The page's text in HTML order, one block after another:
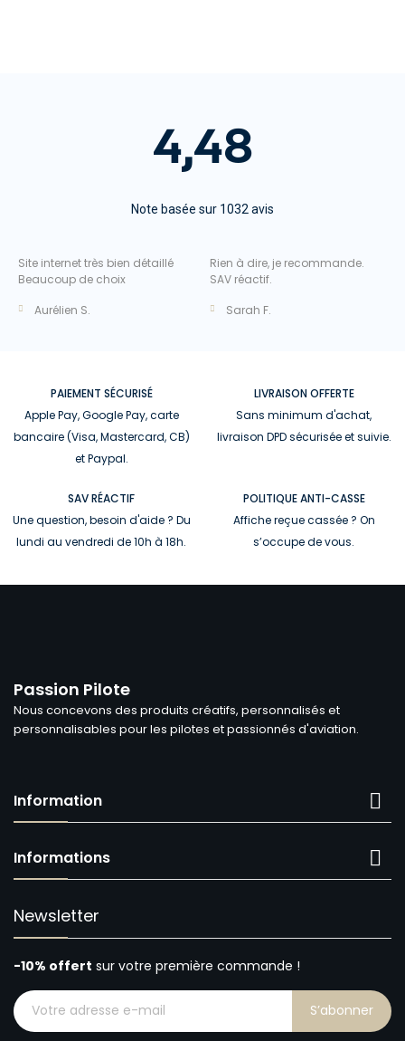
4,48
Note basée sur 1032 avis
Site internet très bien détaillé
Beaucoup de choix
Aurélien S.
Rien à dire, je recommande.
SAV réactif.
Sarah F.
PAIEMENT SÉCURISÉ
Apple Pay, Google Pay, carte
bancaire (Visa, Mastercard, CB)
et Paypal.
LIVRAISON OFFERTE
Sans minimum d'achat,
livraison DPD sécurisée et suivie.
SAV RÉACTIF
Une question, besoin d'aide ? Du
lundi au vendredi de 10h à 18h.
POLITIQUE ANTI-CASSE
Affiche reçue cassée ? On
s’occupe de vous.
Passion Pilote
Nous concevons des produits créatifs, personnalisés et
personnalisables pour les pilotes et passionnés d'aviation.
Information 
Informations 
Newsletter
-10% offert sur votre première commande !
S’abonner